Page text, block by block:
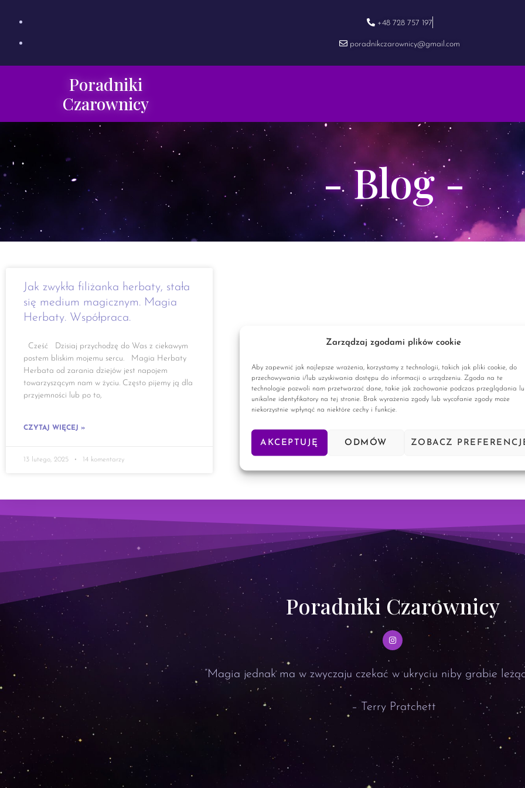
Zarządzaj zgodami plików cookie
Aby zapewnić jak najlepsze wrażenia, korzystamy z technologii, takich jak pliki cookie, do
przechowywania i/lub uzyskiwania dostępu do informacji o urządzeniu. Zgoda na te
technologie pozwoli nam przetwarzać dane, takie jak zachowanie podczas przeglądania
unikalne identyfikatory na tej stronie. Brak wyrażenia zgody lub wycofanie zgody może
niekorzystnie wpłynąć na niektóre cechy i funkcje.
AKCEPTUJĘ ODMÓW ZOBACZ
+48 728 757 197
poradnikczarownicy@gmail.com
Poradniki
Czarownicy
- Blog -
Jak zwykła filiżanka herbaty, stała
się medium magicznym. Magia
Herbaty. Współpraca.
Cześć Dzisiaj przychodzę do Was z ciekawym
postem bliskim mojemu sercu. Magia Herbaty
Herbata od zarania dziejów jest napojem
towarzyszącym nam w życiu. Często pijemy ją dla
przyjemności lub po to,
CZYTAJ WIĘCEJ »
13 lutego, 2025 14 komentarzy
Poradniki Czarownicy
”Magia jednak ma w zwyczaju czekać w ukryciu niby grabie
– Terry Pratchett